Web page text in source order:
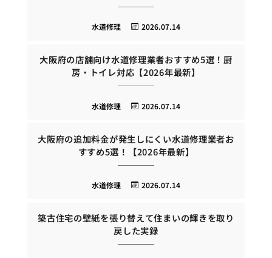
2026.07.14
水道修理
大阪府の店舗向け水道修理業者おすすめ5選！厨
房・トイレ対応【2026年最新】
2026.07.14
水道修理
大阪府の追加料金が発生しにくい水道修理業者お
すすめ5選！【2026年最新】
2026.07.14
水道修理
築古住宅の壁紙を張り替えて住まいの輝きを取り
戻した実録